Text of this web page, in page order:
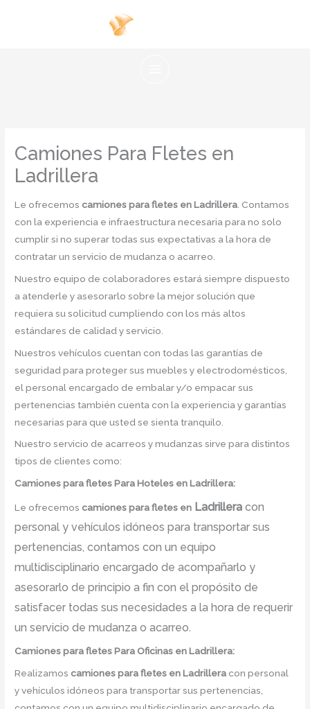
Camiones Para Fletes en
Ladrillera
Le ofrecemos camiones para fletes en Ladrillera . Contamos
con la experiencia e infraestructura necesaria para no solo
cumplir si no superar todas sus expectativas a la hora de
contratar un servicio de mudanza o acarreo.
Nuestro equipo de colaboradores estará siempre dispuesto
a atenderle y asesorarlo sobre la mejor solución que
requiera su solicitud cumpliendo con los más altos
estándares de calidad y servicio.
Nuestros vehículos cuentan con todas las garantías de
seguridad para proteger sus muebles y electrodomésticos,
el personal encargado de embalar y/o empacar sus
pertenencias también cuenta con la experiencia y garantías
necesarias para que usted se sienta tranquilo.
Nuestro servicio de acarreos y mudanzas sirve para distintos
tipos de clientes como:
Camiones para fletesPara Hoteles en Ladrillera:
Le ofrecemos camiones para fletes en Ladrillera con
personal y vehículos idóneos para transportar sus
pertenencias, contamos con un equipo
multidisciplinario encargado de acompañarlo y
asesorarlo de principio a fin con el propósito de
satisfacer todas sus necesidades a la hora de requerir
un servicio de mudanza o acarreo.
Camiones para fletesPara Oficinas en Ladrillera:
Realizamos camiones para fletes enLadrillera con personal
y vehículos idóneos para transportar sus pertenencias,